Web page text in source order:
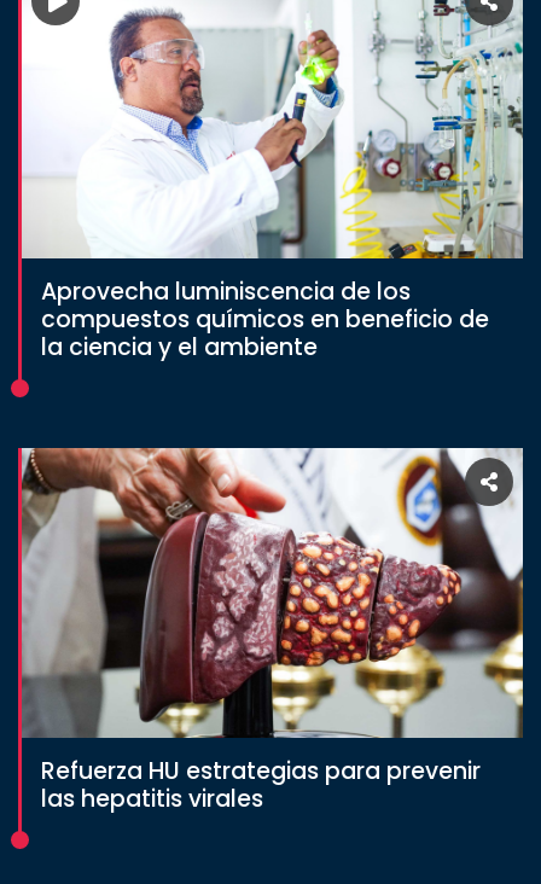
Aprovecha luminiscencia de los
compuestos químicos en beneficio de
la ciencia y el ambiente
Refuerza HU estrategias para prevenir
las hepatitis virales